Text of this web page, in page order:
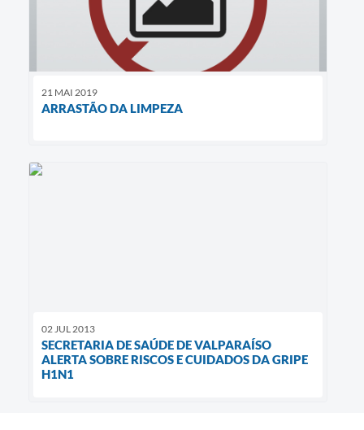
21 MAI 2019
ARRASTÃO DA LIMPEZA
02 JUL 2013
SECRETARIA DE SAÚDE DE VALPARAÍSO
ALERTA SOBRE RISCOS E CUIDADOS DA GRIPE
H1N1